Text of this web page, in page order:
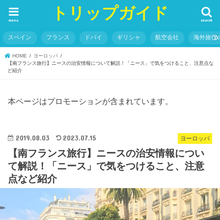
トリップガイド search
menu
スペイン フランス ドバイ ギリシャ 航空会社 海外旅行
HOME
ヨーロッパ
【南フランス旅行】ニースの治安情報について解説！「ニース」で気をつけること、注意点な
ど紹介
本ページはプロモーションが含まれています。
ヨーロッパ
2019.08.03 2023.07.15
【南フランス旅行】ニースの治安情報につい
て解説！「ニース」で気をつけること、注意
点など紹介